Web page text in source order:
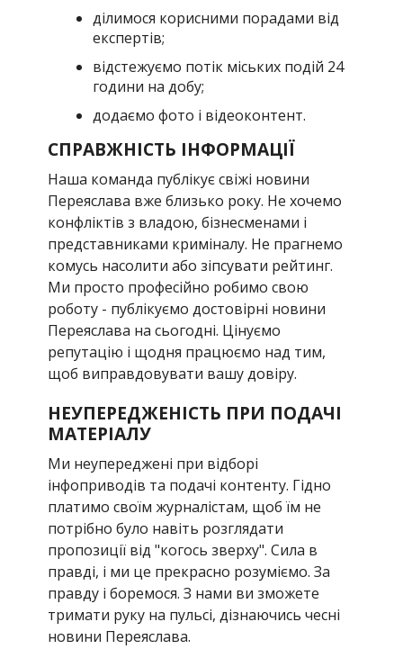
ділимося корисними порадами від
експертів;
відстежуємо потік міських подій 24
години на добу;
додаємо фото і відеоконтент.
СПРАВЖНІСТЬ ІНФОРМАЦІЇ
Наша команда публікує свіжі новини
Переяслава вже близько року. Не хочемо
конфліктів з владою, бізнесменами і
представниками криміналу. Не прагнемо
комусь насолити або зіпсувати рейтинг.
Ми просто професійно робимо свою
роботу - публікуємо достовірні новини
Переяслава на сьогодні. Цінуємо
репутацію і щодня працюємо над тим,
щоб виправдовувати вашу довіру.
НЕУПЕРЕДЖЕНІСТЬ ПРИ ПОДАЧІ
МАТЕРІАЛУ
Ми неупереджені при відборі
інфоприводів та подачі контенту. Гідно
платимо своїм журналістам, щоб їм не
потрібно було навіть розглядати
пропозиції від "когось зверху". Сила в
правді, і ми це прекрасно розуміємо. За
правду і боремося. З нами ви зможете
тримати руку на пульсі, дізнаючись чесні
новини Переяслава.